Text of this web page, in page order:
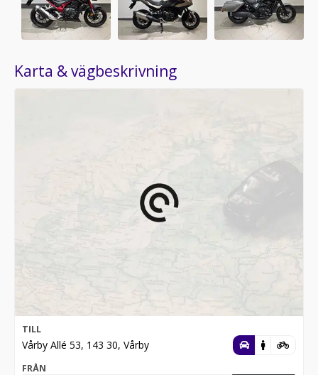
Karta & vägbeskrivning
TILL
Vårby Allé 53, 143 30, Vårby
FRÅN